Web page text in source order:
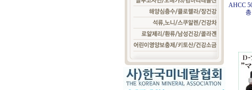
AHCC